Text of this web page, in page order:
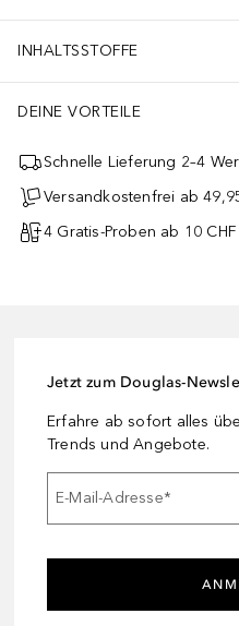
INHALTSSTOFFE
DEINE VORTEILE
Schnelle Lieferung 2–4
Versandkostenfrei ab
4 Gratis-Proben ab 10 CHF
Jetzt zum Douglas-
Erfahre ab sofort alles
Trends und Angebote.
E-Mail-Adresse*